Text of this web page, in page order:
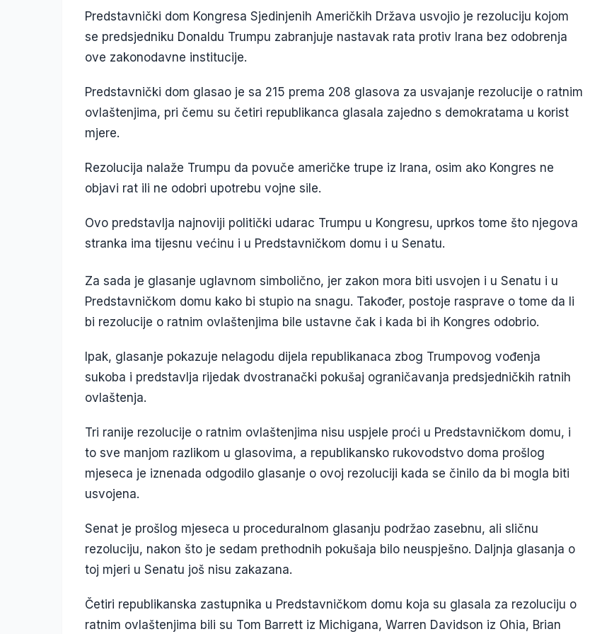
Predstavnički dom Kongresa Sjedinjenih Američkih Država usvojio je rezoluciju kojom
se predsjedniku Donaldu Trumpu zabranjuje nastavak rata protiv Irana bez odobrenja
ove zakonodavne institucije.
Predstavnički dom glasao je sa 215 prema 208 glasova za usvajanje rezolucije o ratnim
ovlaštenjima, pri čemu su četiri republikanca glasala zajedno s demokratama u korist
mjere.
Rezolucija nalaže Trumpu da povuče američke trupe iz Irana, osim ako Kongres ne
objavi rat ili ne odobri upotrebu vojne sile.
Ovo predstavlja najnoviji politički udarac Trumpu u Kongresu, uprkos tome što njegova
stranka ima tijesnu većinu i u Predstavničkom domu i u Senatu.
Za sada je glasanje uglavnom simbolično, jer zakon mora biti usvojen i u Senatu i u
Predstavničkom domu kako bi stupio na snagu. Također, postoje rasprave o tome da li
bi rezolucije o ratnim ovlaštenjima bile ustavne čak i kada bi ih Kongres odobrio.
Ipak, glasanje pokazuje nelagodu dijela republikanaca zbog Trumpovog vođenja
sukoba i predstavlja rijedak dvostranački pokušaj ograničavanja predsjedničkih ratnih
ovlaštenja.
Tri ranije rezolucije o ratnim ovlaštenjima nisu uspjele proći u Predstavničkom domu, i
to sve manjom razlikom u glasovima, a republikansko rukovodstvo doma prošlog
mjeseca je iznenada odgodilo glasanje o ovoj rezoluciji kada se činilo da bi mogla biti
usvojena.
Senat je prošlog mjeseca u proceduralnom glasanju podržao zasebnu, ali sličnu
rezoluciju, nakon što je sedam prethodnih pokušaja bilo neuspješno. Daljnja glasanja o
toj mjeri u Senatu još nisu zakazana.
Četiri republikanska zastupnika u Predstavničkom domu koja su glasala za rezoluciju o
ratnim ovlaštenjima bili su Tom Barrett iz Michigana, Warren Davidson iz Ohia, Brian